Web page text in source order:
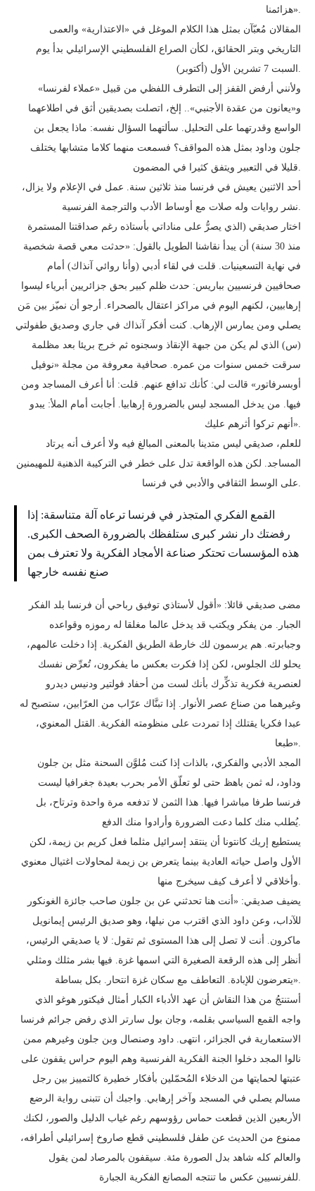
هزائمنا».
المقالان مُعبّآن بمثل هذا الكلام الموغل في «الاعتذارية» والعمى
التاريخي وبتر الحقائق، لكأن الصراع الفلسطيني الإسرائيلي بدأ يوم
السبت 7 تشرين الأول (أكتوبر).
ولأنني أرفض القفز إلى التطرف اللفظي من قبيل «عملاء لفرنسا»
و«يعانون من عقدة الأجنبي».. إلخ، اتصلت بصديقين أثق في اطلاعهما
الواسع وقدرتهما على التحليل. سألتهما السؤال نفسه: ماذا يجعل بن
جلون وداود بمثل هذه المواقف؟ فسمعت منهما كلاما متشابها يختلف
قليلا في التعبير ويتفق كثيرا في المضمون.
أحد الاثنين يعيش في فرنسا منذ ثلاثين سنة. عمل في الإعلام ولا يزال،
نشر روايات وله صلات مع أوساط الأدب والترجمة الفرنسية.
اختار صديقي (الذي يصرُّ على مناداتي بأستاذه رغم صداقتنا المستمرة
منذ 30 سنة) أن يبدأ نقاشنا الطويل بالقول: «حدثت معي قصة شخصية
في نهاية التسعينيات. قلت في لقاء أدبي (وأنا روائي آنذاك) أمام
صحافيين فرنسيين بباريس: حدث ظلم كبير بحق جزائريين أبرياء ليسوا
إرهابيين، لكنهم اليوم في مراكز اعتقال بالصحراء. أرجو أن نميّز بين مَن
يصلي ومن يمارس الإرهاب. كنت أفكر آنذاك في جاري وصديق طفولتي
(س) الذي لم يكن من جبهة الإنقاذ وسجنوه ثم خرج بريئا بعد مظلمة
سرقت خمس سنوات من عمره. صحافية معروفة من مجلة «نوفيل
أوبسرفاتور» قالت لي: كأنك تدافع عنهم. قلت: أنا أعرف المساجد ومن
فيها. من يدخل المسجد ليس بالضرورة إرهابيا. أجابت أمام الملأ: يبدو
أنهم تركوا أثرهم عليك».
للعلم، صديقي ليس متدينا بالمعنى المبالغ فيه ولا أعرف أنه يرتاد
المساجد. لكن هذه الواقعة تدل على خطر في التركيبة الذهنية للمهيمنين
على الوسط الثقافي والأدبي في فرنسا.
القمع الفكري المتجذر في فرنسا ترعاه آلة متناسقة: إذا
رفضتك دار نشر كبرى ستلفظك بالضرورة الصحف الكبرى.
هذه المؤسسات تحتكر صناعة الأمجاد الفكرية ولا تعترف بمن
صنع نفسه خارجها
مضى صديقي قائلا: «أقول لأستاذي توفيق رباحي أن فرنسا بلد الفكر
الجبار. من يفكر ويكتب قد يدخل عالما مغلقا له رموزه وقواعده
وجبابرته. هم يرسمون لك خارطة الطريق الفكرية. إذا دخلت عالمهم،
يحلو لك الجلوس، لكن إذا فكرت بعكس ما يفكرون، تُعرِّض نفسك
لعنصرية فكرية تذكِّرك بأنك لست من أحفاد فولتير ودنيس ديدرو
وغيرهما من صناع عصر الأنوار. إذا تبنَّاك عرّاب من العرّابين، ستصبح له
عبدا فكريا يقتلك إذا تمردت على منظومته الفكرية. القتل المعنوي،
طبعا».
المجد الأدبي والفكري، بالذات إذا كنت مُلوَّن السحنة مثل بن جلون
وداود، له ثمن باهظ حتى لو تعلّق الأمر بحرب بعيدة جغرافيا ليست
فرنسا طرفا مباشرا فيها. هذا الثمن لا تدفعه مرة واحدة وترتاح، بل
يُطلب منك كلما دعت الضرورة وأرادوا منك الدفع.
يستطيع إريك كانتونا أن ينتقد إسرائيل مثلما فعل كريم بن زيمة، لكن
الأول واصل حياته العادية بينما يتعرض بن زيمة لمحاولات اغتيال معنوي
وأخلاقي لا أعرف كيف سيخرج منها.
يضيف صديقي: «أنت هنا تحدثني عن بن جلون صاحب جائزة الغونكور
للآداب، وعن داود الذي اقترب من نيلها، وهو صديق الرئيس إيمانويل
ماكرون. أنت لا تصل إلى هذا المستوى ثم تقول: لا يا صديقي الرئيس،
أنظر إلى هذه الرقعة الصغيرة التي اسمها غزة. فيها بشر مثلك ومثلي
يتعرضون للإبادة. التعاطف مع سكان غزة انتحار. بكل بساطة».
أستنتجُ من هذا النقاش أن عهد الأدباء الكبار أمثال فيكتور هوغو الذي
واجه القمع السياسي بقلمه، وجان بول سارتر الذي رفض جرائم فرنسا
الاستعمارية في الجزائر، انتهى. داود وصنصال وبن جلون وغيرهم ممن
نالوا المجد دخلوا الجنة الفكرية الفرنسية وهم اليوم حراس يقفون على
عتبتها لحمايتها من الدخلاء المُحمّلين بأفكار خطيرة كالتمييز بين رجل
مسالم يصلي في المسجد وآخر إرهابي. واجبك أن تتبنى رواية الرضع
الأربعين الذين قطعت حماس رؤوسهم رغم غياب الدليل والصور، لكنك
ممنوع من الحديث عن طفل فلسطيني قطع صاروخ إسرائيلي أطرافه،
والعالم كله شاهد بدل الصورة مئة. سيقفون بالمرصاد لمن يقول
للفرنسيين عكس ما تنتجه المصانع الفكرية الجبارة.